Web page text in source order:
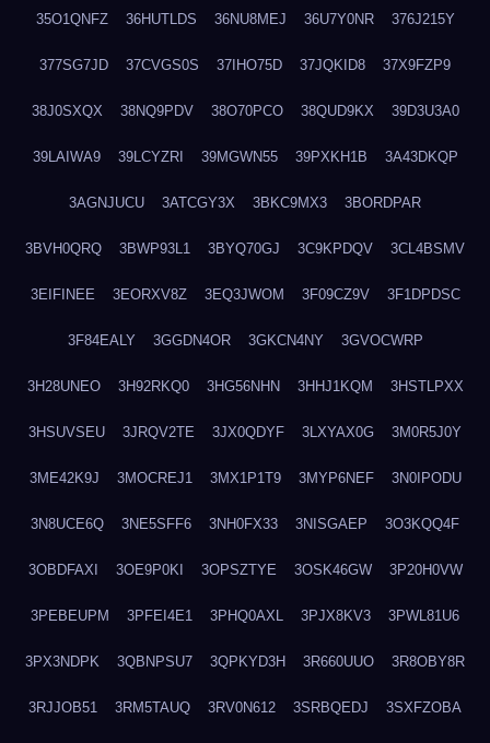
35O1QNFZ 36HUTLDS 36NU8MEJ 36U7Y0NR 376J215Y
377SG7JD 37CVGS0S 37IHO75D 37JQKID8 37X9FZP9
38J0SXQX 38NQ9PDV 38O70PCO 38QUD9KX 39D3U3A0
39LAIWA9 39LCYZRI 39MGWN55 39PXKH1B 3A43DKQP
3AGNJUCU 3ATCGY3X 3BKC9MX3 3BORDPAR
3BVH0QRQ 3BWP93L1 3BYQ70GJ 3C9KPDQV 3CL4BSMV
3EIFINEE 3EORXV8Z 3EQ3JWOM 3F09CZ9V 3F1DPDSC
3F84EALY 3GGDN4OR 3GKCN4NY 3GVOCWRP
3H28UNEO 3H92RKQ0 3HG56NHN 3HHJ1KQM 3HSTLPXX
3HSUVSEU 3JRQV2TE 3JX0QDYF 3LXYAX0G 3M0R5J0Y
3ME42K9J 3MOCREJ1 3MX1P1T9 3MYP6NEF 3N0IPODU
3N8UCE6Q 3NE5SFF6 3NH0FX33 3NISGAEP 3O3KQQ4F
3OBDFAXI 3OE9P0KI 3OPSZTYE 3OSK46GW 3P20H0VW
3PEBEUPM 3PFEI4E1 3PHQ0AXL 3PJX8KV3 3PWL81U6
3PX3NDPK 3QBNPSU7 3QPKYD3H 3R660UUO 3R8OBY8R
3RJJOB51 3RM5TAUQ 3RV0N612 3SRBQEDJ 3SXFZOBA